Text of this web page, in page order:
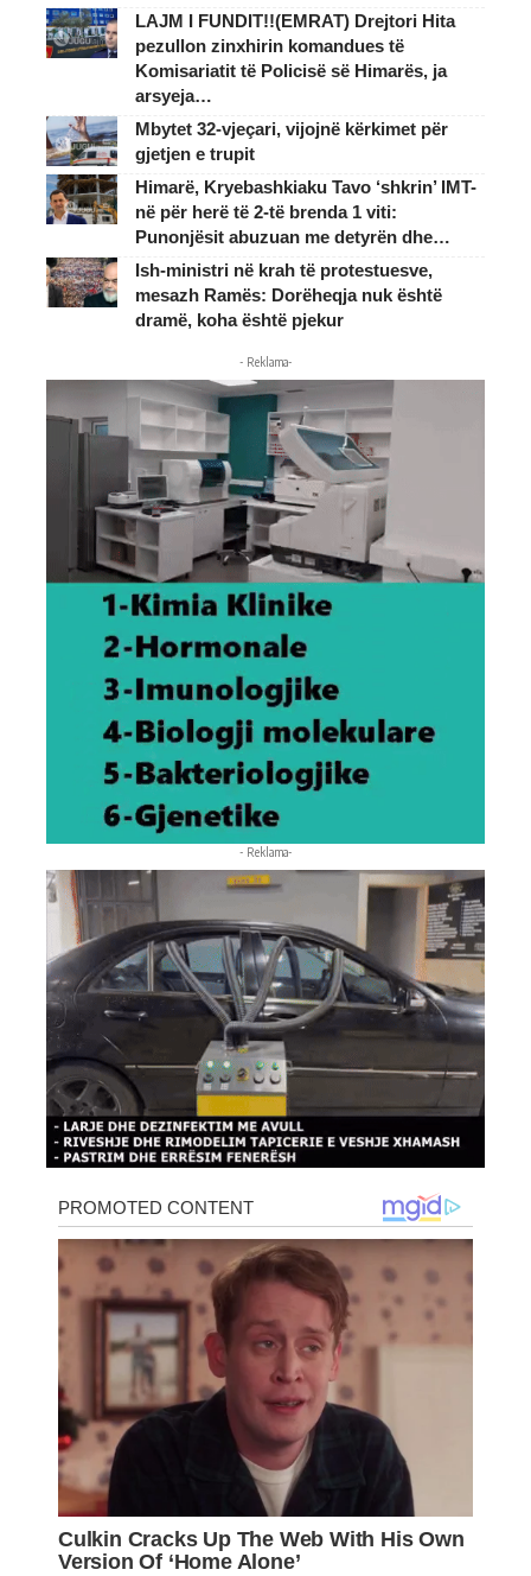
LAJM I FUNDIT!!(EMRAT) Drejtori Hita
pezullon zinxhirin komandues të
Komisariatit të Policisë së Himarës, ja
arsyeja…
Mbytet 32-vjeçari, vijojnë kërkimet për
gjetjen e trupit
Himarë, Kryebashkiaku Tavo ‘shkrin’ IMT-
në për herë të 2-të brenda 1 viti:
Punonjësit abuzuan me detyrën dhe…
Ish-ministri në krah të protestuesve,
mesazh Ramës: Dorëheqja nuk është
dramë, koha është pjekur
- Reklama-
- Reklama-